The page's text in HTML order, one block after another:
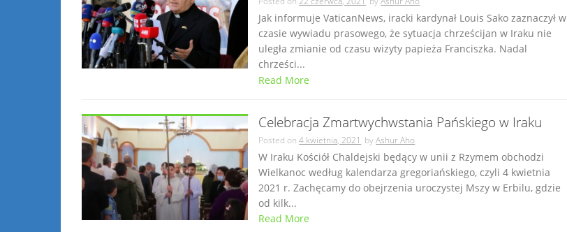
Jak informuje VaticanNews, iracki kardynał Louis Sako zaznaczył w
czasie wywiadu prasowego, że sytuacja chrześcijan w Iraku nie
uległa zmianie od czasu wizyty papieża Franciszka. Nadal
chrześci...
Read More
Celebracja Zmartwychwstania Pańskiego w Iraku
Posted on4 kwietnia, 2021 byAshur Aho
W Iraku Kościół Chaldejski będący w unii z Rzymem obchodzi
Wielkanoc według kalendarza gregoriańskiego, czyli 4 kwietnia
2021 r. Zachęcamy do obejrzenia uroczystej Mszy w Erbilu, gdzie
od kilk...
Read More